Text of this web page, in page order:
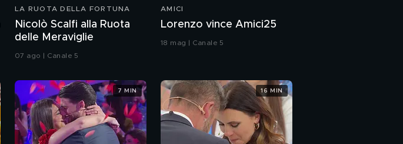
LA RUOTA DELLA FORTUNA
Nicolò Scalfi alla Ruota
delle Meraviglie
07 ago | Canale 5
AMICI
Lorenzo vince Amici25
18 mag | Canale 5
7 MIN 16 MIN